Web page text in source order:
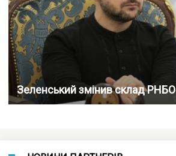
Зеленський змінив склад РНБО